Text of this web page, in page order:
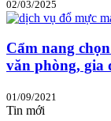
02/03/2025
Cẩm nang
văn phòng, gia
01/09/2021
Tin mới